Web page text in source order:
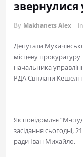
звернулися
By Makhanets Alex in
Депутати
місцеву
начальника
РДА Світлани Кешелі
Як повідомляє “М-
засідання сьогодні,
ради Іван Михайло.